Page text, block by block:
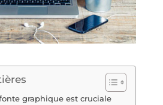
graphique est cruciale